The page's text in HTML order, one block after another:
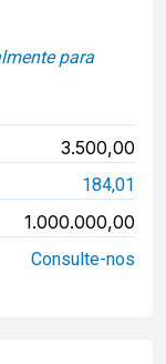
para
3.500,00
184,01
1.000.000,00
Consulte-nos